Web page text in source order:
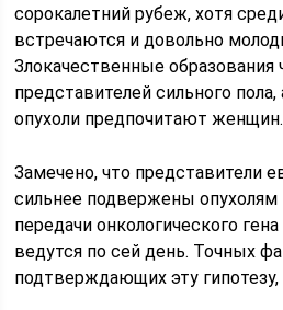
сорокалетний рубеж, хотя
встречаются и довольно
Злокачественные
представителей сильного
опухоли предпочитают женщин.
Замечено, что представители
сильнее подвержены
передачи онкологического
ведутся по сей день. Точных
подтверждающих эту гипотезу,